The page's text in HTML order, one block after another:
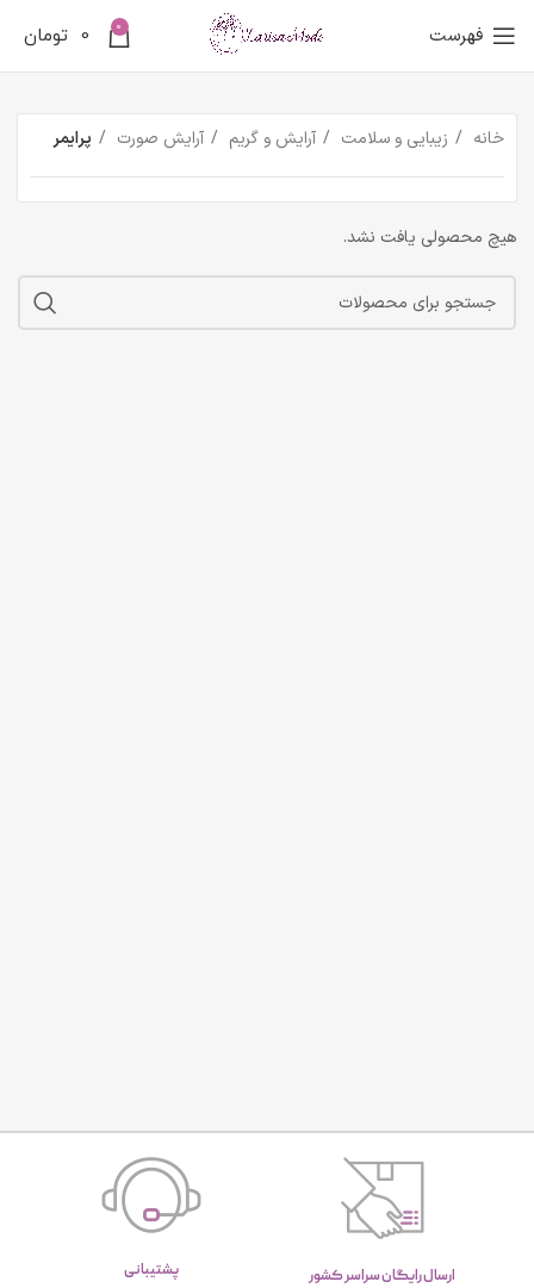
فهرست 0
0 تومان
خانه زیبایی و سلامت آرایش و گریم آرایش صورت پرایمر
هیچ محصولی یافت نشد.
ارسال رایگان سراسر کشور پشتیبانی